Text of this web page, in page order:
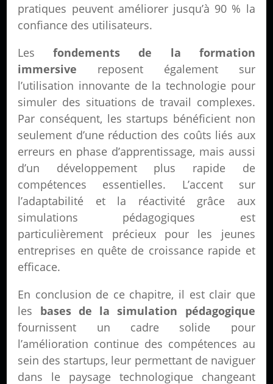
pratiques peuvent améliorer jusqu’à 90 % la
confiance des utilisateurs.
Lesfondements de la formation
immersive reposent également sur
l’utilisation innovante de la technologie pour
simuler des situations de travail complexes.
Par conséquent, les startups bénéficient non
seulement d’une réduction des coûts liés aux
erreurs en phase d’apprentissage, mais aussi
d’un développement plus rapide de
compétences essentielles. L’accent sur
l’adaptabilité et la réactivité grâce aux
simulations pédagogiques est
particulièrement précieux pour les jeunes
entreprises en quête de croissance rapide et
efficace.
En conclusion de ce chapitre, il est clair que
les bases de la simulation pédagogique
fournissent un cadre solide pour
l’amélioration continue des compétences au
sein des startups, leur permettant de naviguer
dans le paysage technologique changeant